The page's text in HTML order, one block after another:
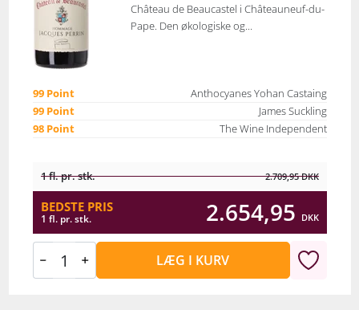
Château de Beaucastel i Châteauneuf-du-
Pape. Den økologiske og...
99 Point
Anthocyanes Yohan Castaing
99 Point
James Suckling
98 Point
The Wine Independent
1 fl. pr. stk. 2.709,95DKK
BEDSTE PRIS
1 fl. pr. stk. 2.654,95 DKK
LÆG I KURV